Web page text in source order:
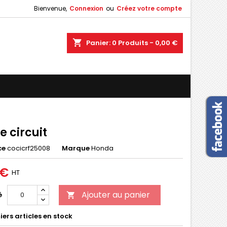
Bienvenue, Connexion ou Créez votre compte
shopping_cart Panier: 0 Produits - 0,00 €
circuit
cocicrf25008 MarqueHonda
HT
 Ajouter au panier
articles en stock